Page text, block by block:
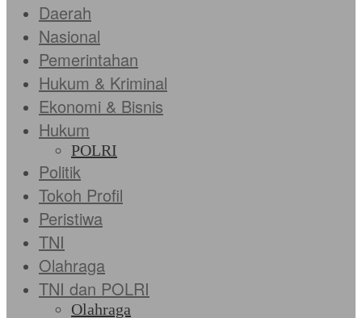
Daerah
Nasional
Pemerintahan
Hukum & Kriminal
Ekonomi & Bisnis
Hukum
POLRI
Politik
Tokoh Profil
Peristiwa
TNI
Olahraga
TNI dan POLRI
Olahraga